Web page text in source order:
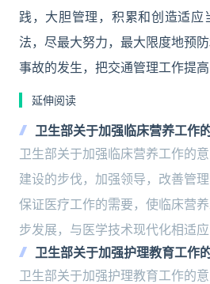
践，大胆管理，积累和创造适应
法，尽最大努力，最大限度地预
事故的发生，把交通管理工作提高
延伸阅读
卫生部关于加强临床营养工作
卫生部关于加强临床营养工作的
建设的步伐，加强领导，改善管
保证医疗工作的需要，使临床营
步发展，与医学技术现代化相适
卫生部关于加强护理教育工作
卫生部关于加强护理教育工作的